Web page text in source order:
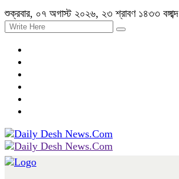
শুক্রবার, ০৭ অগাস্ট ২০২৬, ২৩ শ্রাবণ ১৪৩৩ বঙ্গাব্দ